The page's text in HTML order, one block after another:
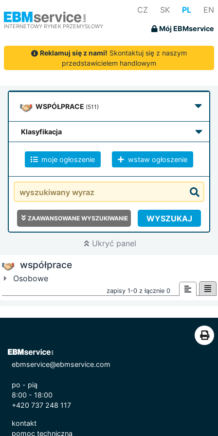
INTERNETOWY RYNEK PRZEMYSŁOWY
CZ SK PL EN
Mój EBMservice
Reklamuj się z nami! Skontaktuj się z naszym
przedstawicielem handlowym
WSPÓŁPRACE (511)
klasyfikacja
moje ogłoszenie wstaw ogłoszenie
ZAAWANSOWANE WYSZUKIWANIE WYSZUKAJ
Ukryć panel
współprace
Osobowe
zapisy 1-0 z łącznie 0
ebmservice@ebmservice.com
po - pią
8:00 - 18:00
+420 737 248 117
kontakt
pomoc techniczna